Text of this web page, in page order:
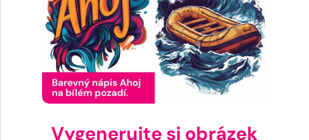
Vygenerujte si obrázek